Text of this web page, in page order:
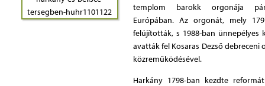
templom barokk orgonája
Európában. Az orgonát, mely
felújították, s 1988-ban ünnepélyes
avatták fel Kosaras Dezső debreceni
közreműködésével.
Harkány 1798-ban kezdte